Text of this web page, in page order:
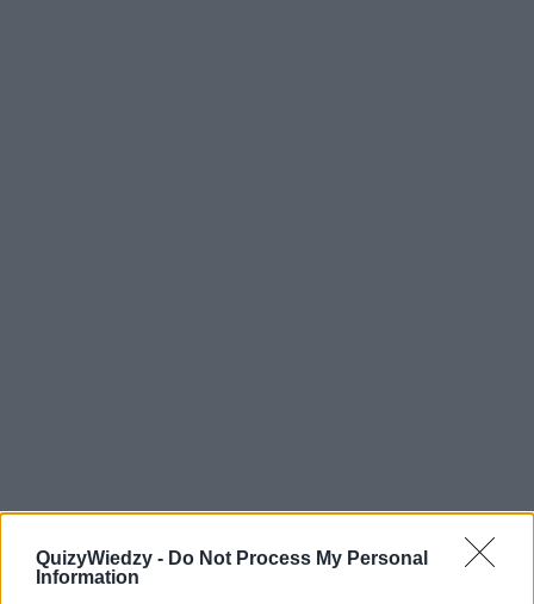
QuizyWiedzy - Do Not Process My Personal
Information
7